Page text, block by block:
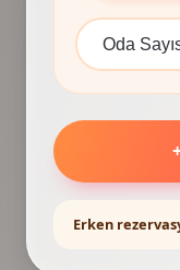
Erken